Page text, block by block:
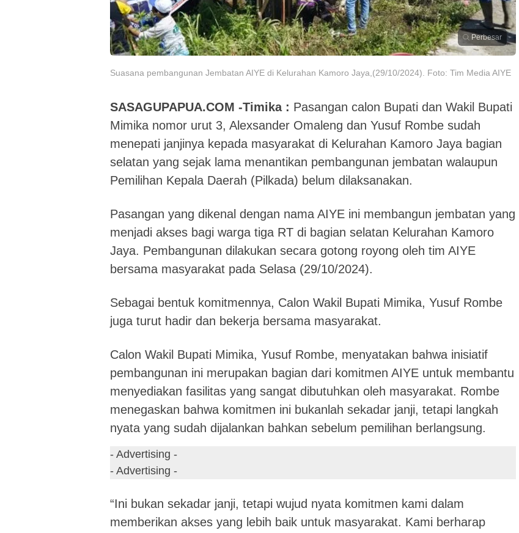
Perbesar
Suasana pembangunan Jembatan AIYE di Kelurahan Kamoro Jaya,(29/10/2024). Foto: Tim Media AIYE
SASAGUPAPUA.COM -Timika : Pasangan calon Bupati dan Wakil Bupati
Mimika nomor urut 3, Alexsander Omaleng dan Yusuf Rombe sudah
menepati janjinya kepada masyarakat di Kelurahan Kamoro Jaya bagian
selatan yang sejak lama menantikan pembangunan jembatan walaupun
Pemilihan Kepala Daerah (Pilkada) belum dilaksanakan.
Pasangan yang dikenal dengan nama AIYE ini membangun jembatan yang
menjadi akses bagi warga tiga RT di bagian selatan Kelurahan Kamoro
Jaya. Pembangunan dilakukan secara gotong royong oleh tim AIYE
bersama masyarakat pada Selasa (29/10/2024).
Sebagai bentuk komitmennya, Calon Wakil Bupati Mimika, Yusuf Rombe
juga turut hadir dan bekerja bersama masyarakat.
Calon Wakil Bupati Mimika, Yusuf Rombe, menyatakan bahwa inisiatif
pembangunan ini merupakan bagian dari komitmen AIYE untuk membantu
menyediakan fasilitas yang sangat dibutuhkan oleh masyarakat. Rombe
menegaskan bahwa komitmen ini bukanlah sekadar janji, tetapi langkah
nyata yang sudah dijalankan bahkan sebelum pemilihan berlangsung.
- Advertising -
- Advertising -
“Ini bukan sekadar janji, tetapi wujud nyata komitmen kami dalam
memberikan akses yang lebih baik untuk masyarakat. Kami berharap